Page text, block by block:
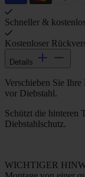
Schneller &
Kostenloser
Details
Verschieben Sie
vor Diebstahl.
Schützt die hinteren
Diebstahlschutz.
WICHTIGER